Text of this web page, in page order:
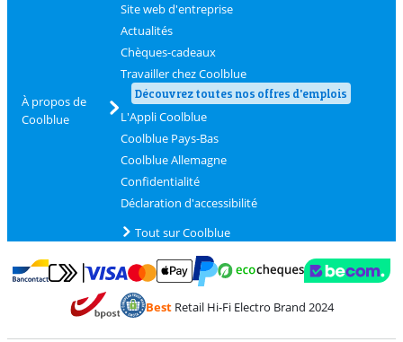
À propos de
Coolblue
Site web d'entreprise
Actualités
Chèques-cadeaux
Travailler chez Coolblue
Découvrez toutes nos offres d'emplois
L'Appli Coolblue
Coolblue Pays-Bas
Coolblue Allemagne
Confidentialité
Déclaration d'accessibilité
Tout sur Coolblue
Payer avec Bancontact
Payer avec MasterCard et Visa via ClickToPay
Payer avec PayPal
BestRetail Hi-Fi Electro Brand 2024